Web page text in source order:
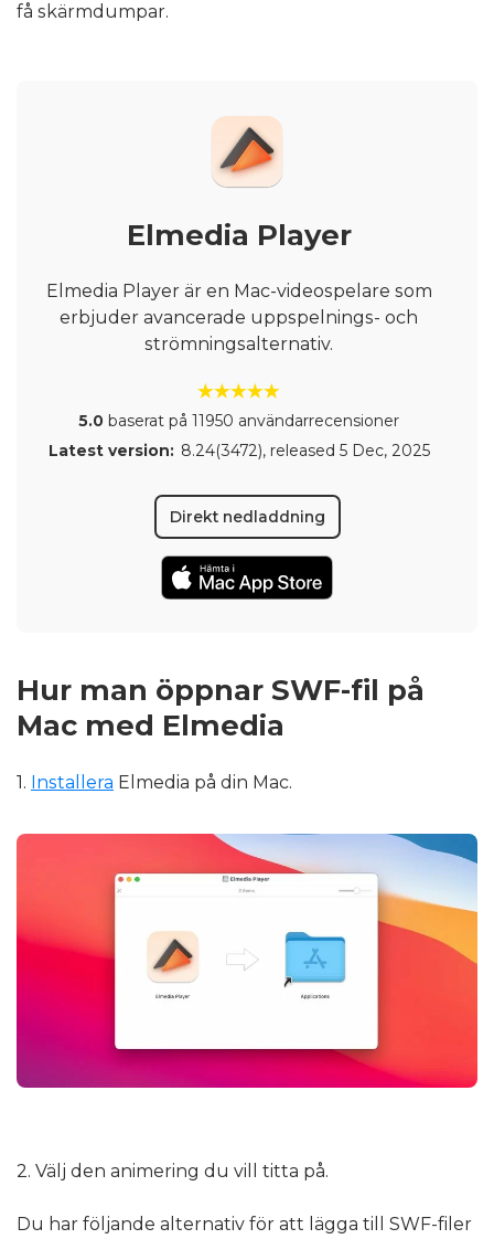
få skärmdumpar.
Elmedia Player
Elmedia Player är en Mac-videospelare som
erbjuder avancerade uppspelnings- och
strömningsalternativ.
5.0 baserat på 11950 användarrecensioner
Latest version: 8.24(3472), released 5 Dec, 2025
Direkt nedladdning
Hur man öppnar SWF-fil på
Mac med Elmedia
1. Installera Elmedia på din Mac.
2. Välj den animering du vill titta på.
Du har följande alternativ för att lägga till SWF-filer